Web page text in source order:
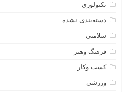
تکنولوژی
دسته‌بندی نشده
سلامتی
فرهنگ وهنر
کسب وکار
ورزشی